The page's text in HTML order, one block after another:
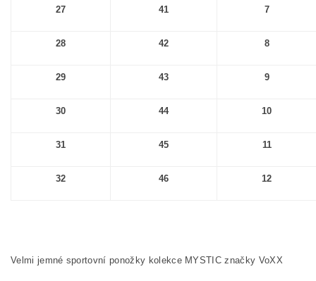
27 41 7
28 42 8
29 43 9
30 44 10
31 45 11
32 46 12
Velmi jemné sportovní ponožky kolekce MYSTIC značky VoXX